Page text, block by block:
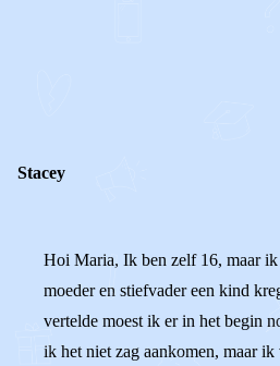
Stacey
Hoi Maria, Ik ben zelf 16, maar
moeder en stiefvader een kind
vertelde moest ik er in het begin
ik het niet zag aankomen, maar